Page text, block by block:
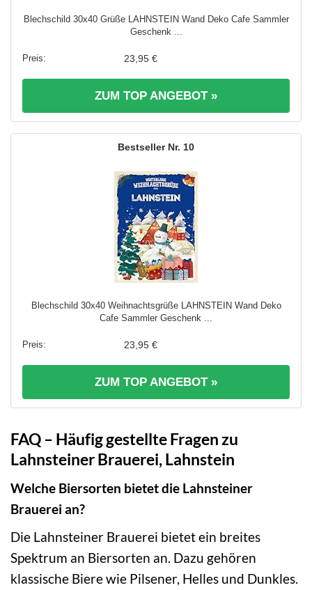
Blechschild 30x40 Grüße LAHNSTEIN Wand Deko Cafe Sammler
Geschenk ...
23,95 €
ZUM TOP ANGEBOT »
10
Blechschild 30x40 Weihnachtsgrüße LAHNSTEIN Wand Deko
Cafe Sammler Geschenk ...
23,95 €
ZUM TOP ANGEBOT »
FAQ – Häufig gestellte Fragen zu
Lahnsteiner Brauerei, Lahnstein
Welche Biersorten bietet die Lahnsteiner
Brauerei an?
Die Lahnsteiner Brauerei bietet ein breites
Spektrum an Biersorten an. Dazu gehören
klassische Biere wie Pilsener, Helles und Dunkles.